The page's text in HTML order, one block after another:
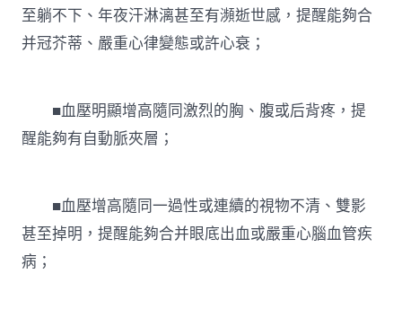
至躺不下、年夜汗淋漓甚至有瀕逝世感，提醒能夠合
并冠芥蒂、嚴重心律變態或許心衰；
■血壓明顯增高隨同激烈的胸、腹或后背疼，提
醒能夠有自動脈夾層；
■血壓增高隨同一過性或連續的視物不清、雙影
甚至掉明，提醒能夠合并眼底出血或嚴重心腦血管疾
病；